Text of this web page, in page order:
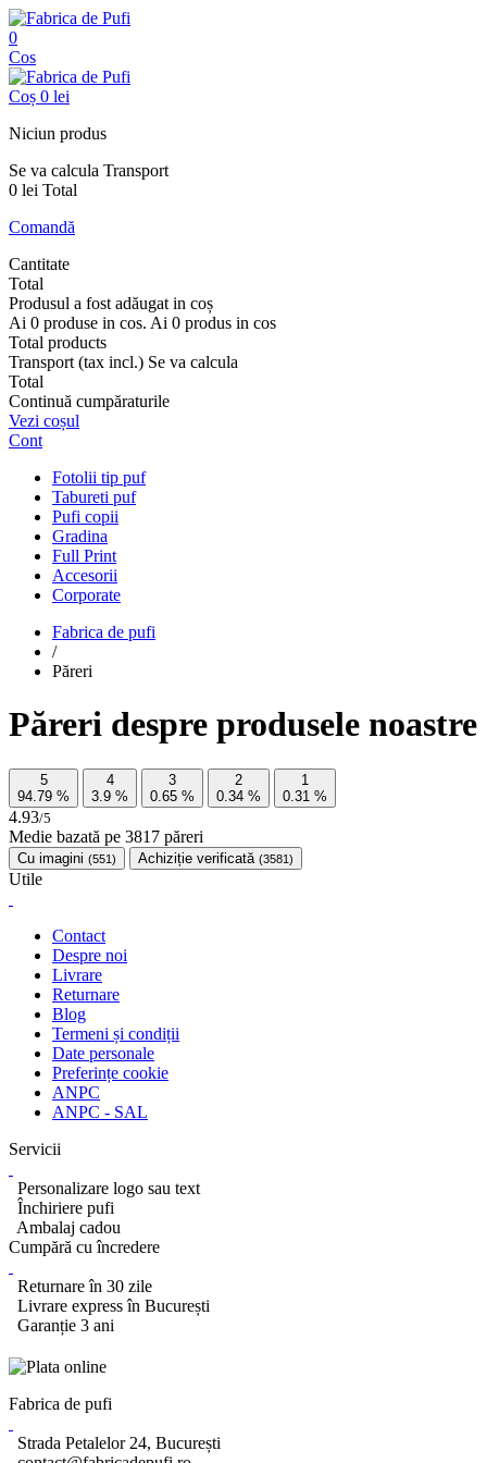
0
Cos
Coș 0 lei
Niciun produs
Se va calcula Transport
0 lei Total
Comandă
Cantitate
Total
Produsul a fost adăugat in coș
Ai 0 produse in cos. Ai 0 produs in cos
Total products
Transport (tax incl.) Se va calcula
Total
Continuă cumpăraturile
Vezi coșul
Cont
Fotolii tip puf
Tabureti puf
Pufi copii
Gradina
Full Print
Accesorii
Corporate
Fabrica de pufi
/
Păreri
Păreri despre produsele noastre
5
94.79 %
4
3.9 %
3
0.65 %
2
0.34 %
1
0.31 %
4.93/5
Medie bazată pe 3817 păreri
Cu imagini (551) Achiziție verificată (3581)
Utile
Contact
Despre noi
Livrare
Returnare
Blog
Termeni și condiții
Date personale
Preferințe cookie
ANPC
ANPC - SAL
Servicii
Personalizare logo sau text
Închiriere pufi
Ambalaj cadou
Cumpără cu încredere
Returnare în 30 zile
Livrare express în București
Garanție 3 ani
Fabrica de pufi
Strada Petalelor 24, București